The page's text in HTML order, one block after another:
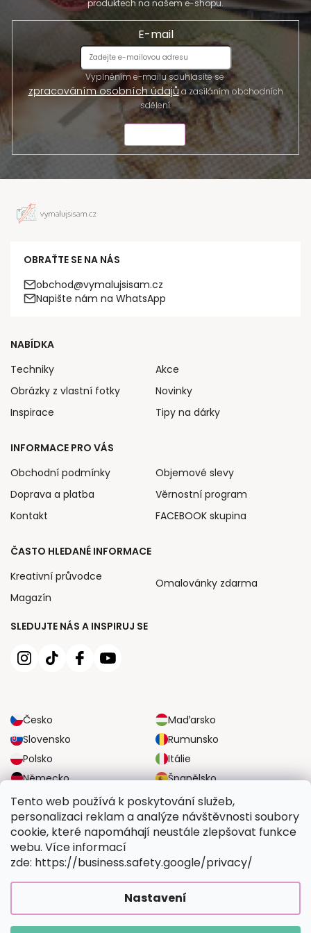
Tento web používá k poskytování služeb,
personalizaci reklam a analýze návštěvnosti soubory
cookie, které napomáhají neustále zlepšovat funkce
webu. Více informací
zde: https://business.safety.google/privacy/
Nastavení
produktech na našem e-shopu.
E-mail
Vyplněním e-mailu souhlasíte se
zpracováním osobních údajůa zasíláním obchodních
sdělení.
OBRAŤTE SE NA NÁS
obchod@vymalujsisam.cz
Napište nám na WhatsApp
SLEDUJTE NÁS A INSPIRUJ SE
Česko
Maďarsko
Slovensko
Rumunsko
Polsko
Itálie
Německo
Španělsko
Velká Británie
Rakousko
NABÍDKA
Techniky
Obrázky z vlastní fotky
Inspirace
Akce
Novinky
Tipy na dárky
INFORMACE PRO VÁS
Obchodní podmínky
Doprava a platba
Kontakt
Objemové slevy
Věrnostní program
FACEBOOK skupina
ČASTO HLEDANÉ INFORMACE
Kreativní průvodce
Magazín
Omalovánky zdarma
SPOLEHLIVÉ MOŽNOSTI DOPRAVY
BEZPEČNÉ MOŽNOSTI PLATBY